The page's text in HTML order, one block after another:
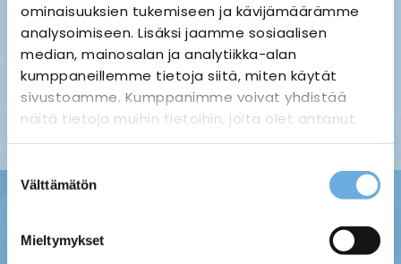
ominaisuuksien tukemiseen ja kävijämäärämme
analysoimiseen. Lisäksi jaamme sosiaalisen
median, mainosalan ja analytiikka-alan
kumppaneillemme tietoja siitä, miten käytät
sivustoamme. Kumppanimme voivat yhdistää
näitä tietoja muihin tietoihin, joita olet antanut
heille tai joita on kerätty, kun olet käyttänyt
Suostumuksen
valinta
Välttämätön
Mieltymykset
Maksuvaihtoehdot ›
Toimitustavat ja -kulut ›
Tilausehdot ›
Palauttaminen ›
Tietosuojaseloste ›
Asiakaspalaute ›